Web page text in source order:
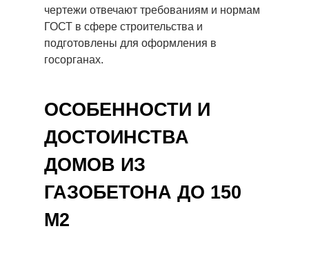
чертежи отвечают требованиям и нормам
ГОСТ в сфере строительства и
подготовлены для оформления в
госорганах.
ОСОБЕННОСТИ И
ДОСТОИНСТВА
ДОМОВ ИЗ
ГАЗОБЕТОНА ДО 150
М2